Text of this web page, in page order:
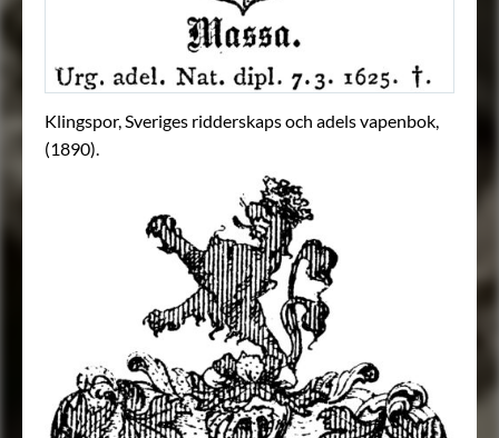
Klingspor, Sveriges ridderskaps och adels vapenbok,
(1890).